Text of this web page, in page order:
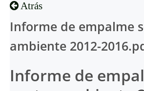
Atrás
Informe de empalme
ambiente 2012-
Informe de